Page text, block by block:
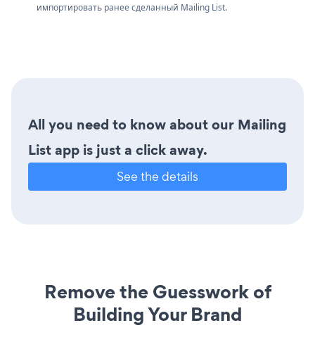
импортировать ранее сделанный Mailing List.
All you need to know about our Mailing
List app is just a click away.
See the details
Remove the Guesswork of
Building Your Brand